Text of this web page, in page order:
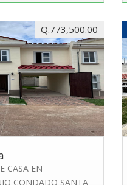
Q.773,500.00
CASA EN
CONDADO SANTA